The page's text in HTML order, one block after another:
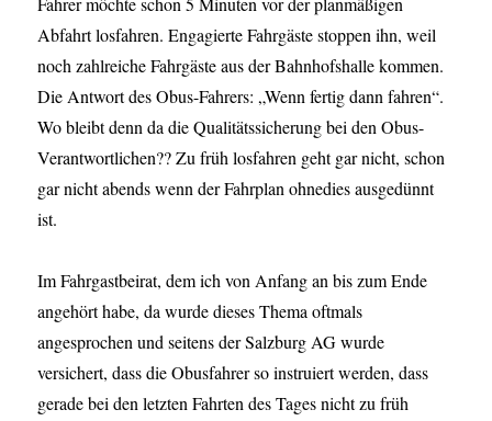
Abfahrt losfahren. Engagierte Fahrgäste stoppen ihn, weil
noch zahlreiche Fahrgäste aus der Bahnhofshalle kommen.
Die Antwort des Obus-Fahrers: „Wenn fertig dann fahren“.
Wo bleibt denn da die Qualitätssicherung bei den Obus-
Verantwortlichen?? Zu früh losfahren geht gar nicht, schon
gar nicht abends wenn der Fahrplan ohnedies ausgedünnt
ist.
Im Fahrgastbeirat, dem ich von Anfang an bis zum Ende
angehört habe, da wurde dieses Thema oftmals
angesprochen und seitens der Salzburg AG wurde
versichert, dass die Obusfahrer so instruiert werden, dass
gerade bei den letzten Fahrten des Tages nicht zu früh